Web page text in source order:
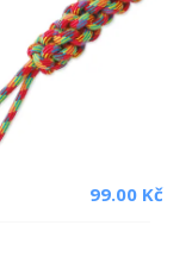
99.00 Kč